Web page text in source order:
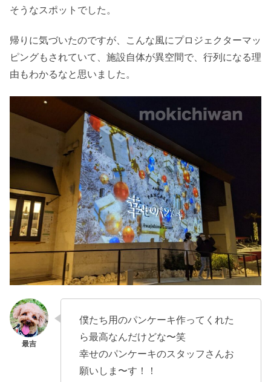
そうなスポットでした。
帰りに気づいたのですが、こんな風にプロジェクターマッ
ピングもされていて、施設自体が異空間で、行列になる理
由もわかるなと思いました。
僕たち用のパンケーキ作ってくれた
ら最高なんだけどな〜笑
幸せのパンケーキのスタッフさんお
願いしま〜す！！